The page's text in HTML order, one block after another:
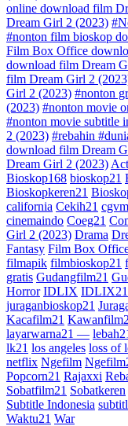
online download film
Dream Girl 2 (2023)
#nonton film bioskop
Film Box Office
download film Dream
film Dream Girl 2
Girl 2 (2023) #nonton
(2023) #nonton movie
#nonton movie subtitle
2 (2023) #rebahin
download film Dream
Dream Girl 2 (2023)
Bioskop168 bioskop21
Bioskopkeren21
california Cekih21
cinemaindo Coeg21
Girl 2 (2023) Drama
Fantasy Film Box
filmapik filmbioskop21
gratis Gudangfilm21
Horror IDLIX IDLIX21
juraganbioskop21
Kacafilm21
layarwarna21 —
lk21 los angeles loss of
netflix Ngefilm
Popcorn21 Rajaxxi
Sobatfilm21 Sobatkeren
Subtitle Indonesia
Waktu21 War